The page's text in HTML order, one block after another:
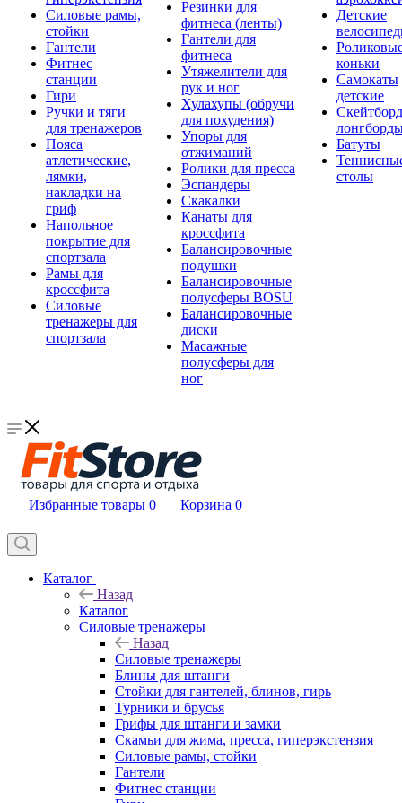
Силовые рамы,
стойки
Гантели
Фитнес
станции
Гири
Ручки и тяги
для тренажеров
Пояса
атлетические,
лямки,
накладки на
гриф
Напольное
покрытие для
спортзала
Рамы для
кроссфита
Силовые
тренажеры для
спортзала
Резинки для
фитнеса (ленты)
Гантели для
фитнеса
Утяжелители для
рук и ног
Хулахупы (обручи
для похудения)
Упоры для
отжиманий
Ролики для пресса
Эспандеры
Скакалки
Канаты для
кроссфита
Балансировочные
подушки
Балансировочные
полусферы BOSU
Балансировочные
диски
Масажные
полусферы для
ног
Детские
коньки
Самокаты
детские
Батуты
столы
Избранные товары 0 Корзина 0
Каталог
Назад
Каталог
Силовые тренажеры
Назад
Силовые тренажеры
Блины для штанги
Стойки для гантелей, блинов, гирь
Турники и брусья
Грифы для штанги и замки
Скамьи для жима, пресса, гиперэкстензия
Силовые рамы, стойки
Гантели
Фитнес станции